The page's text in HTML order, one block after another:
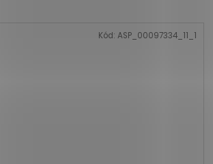
Kód: ASP_00097334_11_1